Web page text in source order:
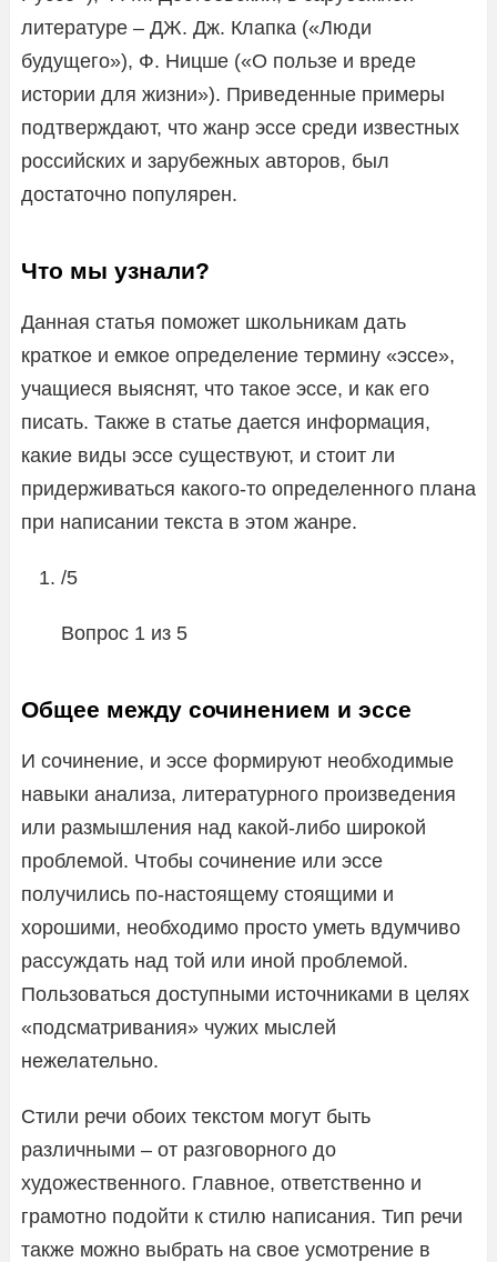
литературе – ДЖ. Дж. Клапка («Люди
будущего»), Ф. Ницше («О пользе и вреде
истории для жизни»). Приведенные примеры
подтверждают, что жанр эссе среди известных
российских и зарубежных авторов, был
достаточно популярен.
Что мы узнали?
Данная статья поможет школьникам дать
краткое и емкое определение термину «эссе»,
учащиеся выяснят, что такое эссе, и как его
писать. Также в статье дается информация,
какие виды эссе существуют, и стоит ли
придерживаться какого-то определенного плана
при написании текста в этом жанре.
/5
Вопрос 1 из 5
Общее между сочинением и эссе
И сочинение, и эссе формируют необходимые
навыки анализа, литературного произведения
или размышления над какой-либо широкой
проблемой. Чтобы сочинение или эссе
получились по-настоящему стоящими и
хорошими, необходимо просто уметь вдумчиво
рассуждать над той или иной проблемой.
Пользоваться доступными источниками в целях
«подсматривания» чужих мыслей
нежелательно.
Стили речи обоих текстом могут быть
различными – от разговорного до
художественного. Главное, ответственно и
грамотно подойти к стилю написания. Тип речи
также можно выбрать на свое усмотрение в